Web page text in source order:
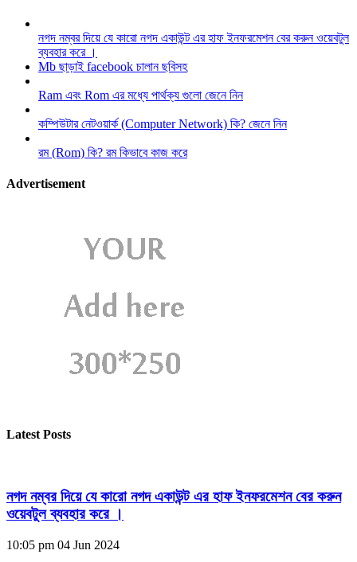
নগদ নম্বর দিয়ে যে কারো নগদ একাউন্ট এর হাফ ইনফরমেশন বের করুন ওয়েবটুল
ব্যবহার করে ।
Mb ছাড়াই facebook চালান ছবিসহ
Ram এবং Rom এর মধ্যে পার্থক্য গুলো জেনে নিন
কম্পিউটার নেটওয়ার্ক (Computer Network) কি? জেনে নিন
রম (Rom) কি? রম কিভাবে কাজ করে
Advertisement
Latest Posts
নগদ নম্বর দিয়ে যে কারো নগদ একাউন্ট এর হাফ ইনফরমেশন বের করুন
ওয়েবটুল ব্যবহার করে ।
10:05 pm 04 Jun 2024